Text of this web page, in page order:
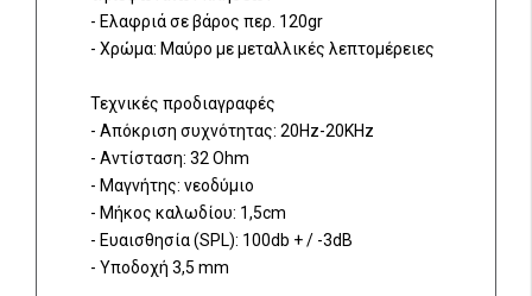
- Ελαφριά σε βάρος περ. 120gr
- Χρώμα: Μαύρο με μεταλλικές λεπτομέρειες
Τεχνικές προδιαγραφές
- Απόκριση συχνότητας: 20Hz-20KHz
- Αντίσταση: 32 Ohm
- Μαγνήτης: νεοδύμιο
- Μήκος καλωδίου: 1,5cm
- Ευαισθησία (SPL): 100db + / -3dΒ
- Υποδοχή 3,5 mm